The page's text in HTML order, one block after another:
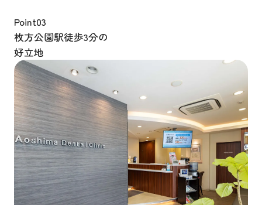
Point03
枚方公園駅徒歩3分の
好立地